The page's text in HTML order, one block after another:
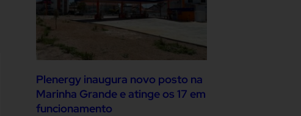
Plenergy inaugura novo posto na
Marinha Grande e atinge os 17 em
funcionamento